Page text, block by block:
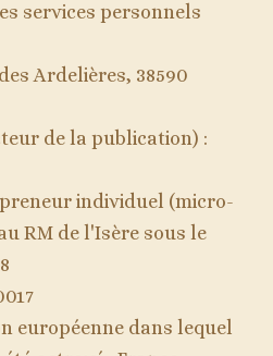
services personnels
Ardelières, 38590
de la publication) :
individuel (micro-
RM de l'Isère sous le
européenne dans lequel